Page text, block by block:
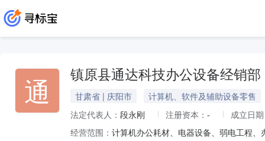
通 镇原县通达科技办公设备经销部
甘肃省 | 庆阳市
计算机、软件及辅助设备零售
法定代表人： 段永刚 注册资本： -
成立日
经营范围： 计算机办公耗材、电器设备、弱电工程